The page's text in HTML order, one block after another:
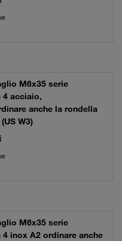
M6x35 serie
4 acciaio,
anche la rondella
W3)
M6x35 serie
inox A2 ordinare anche